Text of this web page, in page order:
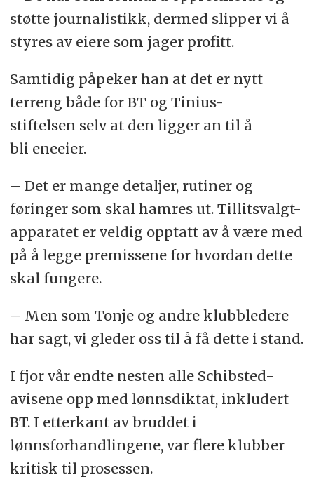
støtte journalistikk, dermed slipper vi å
styres av eiere som jager profitt.
Samtidig påpeker han at det er nytt
terreng både for BT og Tinius-
stiftelsen selv at den ligger an til å
bli eneeier.
– Det er mange detaljer, rutiner og
føringer som skal hamres ut. Tillitsvalgt-
apparatet er veldig opptatt av å være med
på å legge premissene for hvordan dette
skal fungere.
– Men som Tonje og andre klubbledere
har sagt, vi gleder oss til å få dette i stand.
I fjor vår endte nesten alle Schibsted-
avisene opp med lønnsdiktat, inkludert
BT. I etterkant av bruddet i
lønnsforhandlingene, var flere klubber
kritisk til prosessen.